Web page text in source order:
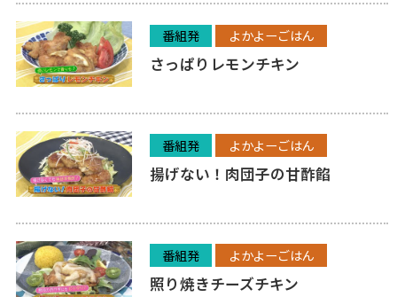
番組発 よかよーごはん
さっぱりレモンチキン
番組発 よかよーごはん
揚げない！肉団子の甘酢餡
番組発 よかよーごはん
照り焼きチーズチキン